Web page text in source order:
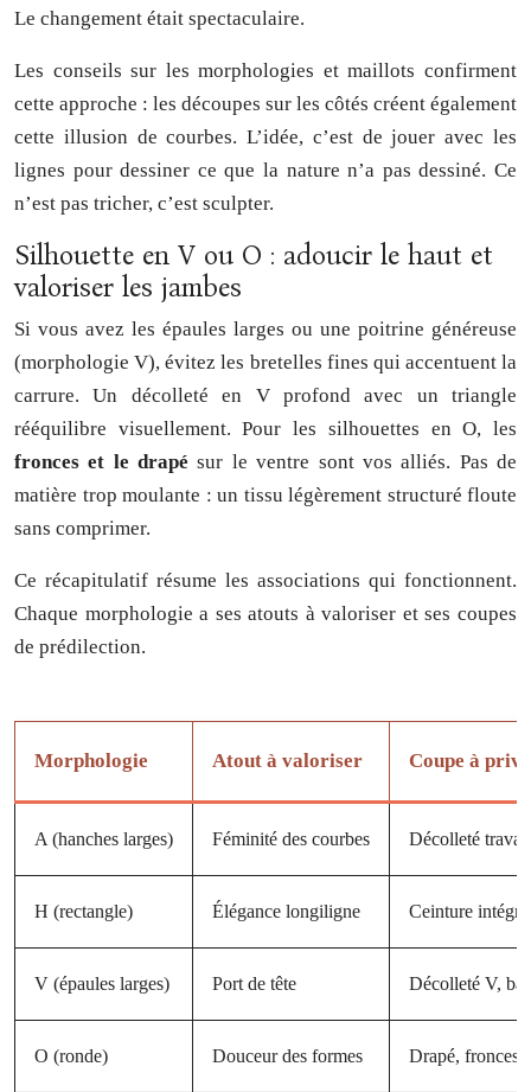
Le changement était spectaculaire.
Les conseils sur les morphologies et maillots confirment
cette approche : les découpes sur les côtés créent également
cette illusion de courbes. L’idée, c’est de jouer avec les
lignes pour dessiner ce que la nature n’a pas dessiné. Ce
n’est pas tricher, c’est sculpter.
Silhouette en V ou O : adoucir le haut et
valoriser les jambes
Si vous avez les épaules larges ou une poitrine généreuse
(morphologie V), évitez les bretelles fines qui accentuent la
carrure. Un décolleté en V profond avec un triangle
rééquilibre visuellement. Pour les silhouettes en O, les
fronces et le drapé sur le ventre sont vos alliés. Pas de
matière trop moulante : un tissu légèrement structuré floute
sans comprimer.
Ce récapitulatif résume les associations qui fonctionnent.
Chaque morphologie a ses atouts à valoriser et ses coupes
de prédilection.
Morphologie Atout à valoriser Coupe à
A (hanches larges) Féminité des courbes Décolleté
H (rectangle) Élégance longiligne Ceinture
V (épaules larges) Port de tête Décolleté V,
O (ronde) Douceur des formes Drapé, fronces,